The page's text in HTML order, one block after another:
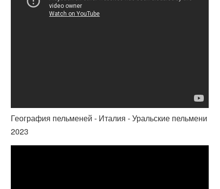
География пельменей - Италия - Уральские пельмени
2023